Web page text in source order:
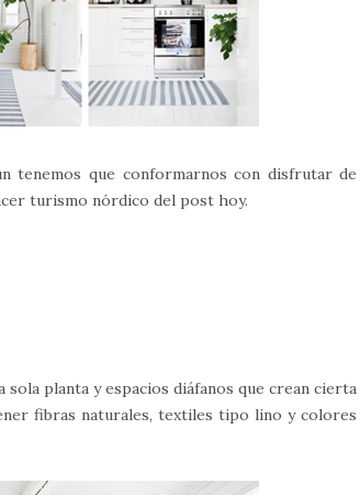
tenemos que conformarnos con disfrutar de
turismo nórdico del post hoy.
sola planta y espacios diáfanos que crean cierta
fibras naturales, textiles tipo lino y colores